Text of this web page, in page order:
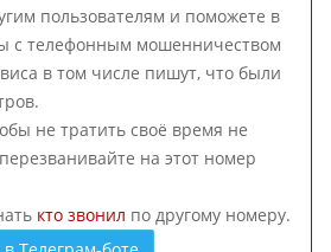
пользователям и поможете в
с телефонным мошенничеством
в том числе пишут, что были
не тратить своё время не
на этот номер
кто звонил по другому номеру.